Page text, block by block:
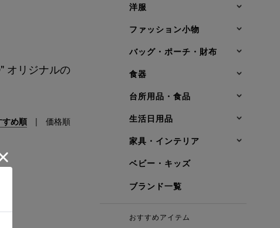
洋服
ファッション小物
バッグ・ポーチ・財布
食器
台所用品・食品
生活日用品
家具・インテリア
ベビー・キッズ
ブランド一覧
おすすめアイテム
オリジナルの
すめ順 | 価格順